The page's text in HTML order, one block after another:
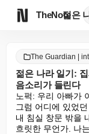
TheNote
The Guardian |
젊은 나라 일기:
음소리가 들린다
노퍽: 우리 아빠가
그럼 어디에 있었
내 침실 창문 밖을
흐릿한 무언가. 나